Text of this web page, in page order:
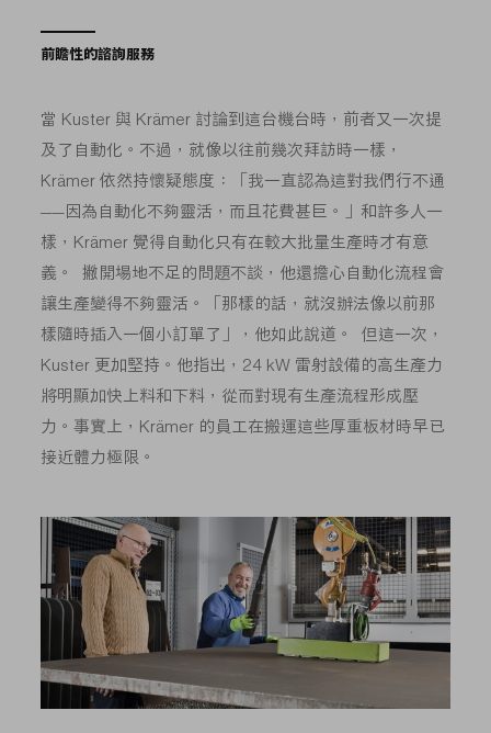
前瞻性的諮詢服務
當 Kuster 與 Krämer 討論到這台機台時，前者又一次提
及了自動化。不過，就像以往前幾次拜訪時一樣，
Krämer 依然持懷疑態度：「我一直認為這對我們行不通
——因為自動化不夠靈活，而且花費甚巨。」和許多人一
樣，Krämer 覺得自動化只有在較大批量生產時才有意
義。 撇開場地不足的問題不談，他還擔心自動化流程會
讓生產變得不夠靈活。「那樣的話，就沒辦法像以前那
樣隨時插入一個小訂單了」，他如此說道。 但這一次，
Kuster 更加堅持。他指出，24 kW 雷射設備的高生產力
將明顯加快上料和下料，從而對現有生產流程形成壓
力。事實上，Krämer 的員工在搬運這些厚重板材時早已
接近體力極限。